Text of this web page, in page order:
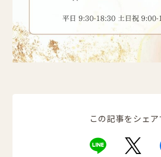
この記事をシェア